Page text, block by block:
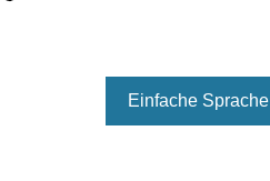
Einfache Sprache